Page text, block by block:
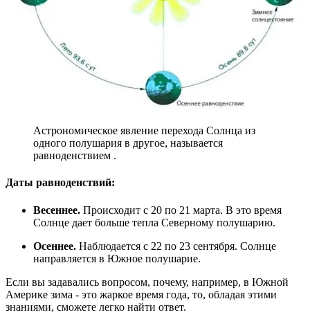
Астрономическое явление перехода Солнца из
одного полушария в другое, называется
равноденствием .
Даты равноденствий:
Весеннее. Происходит с 20 по 21 марта. В это время
Солнце дает больше тепла Северному полушарию.
Осеннее. Наблюдается с 22 по 23 сентября. Солнце
направляется в Южное полушарие.
Если вы задавались вопросом, почему, например, в Южной
Америке зима - это жаркое время года, то, обладая этими
знаниями, сможете легко найти ответ.